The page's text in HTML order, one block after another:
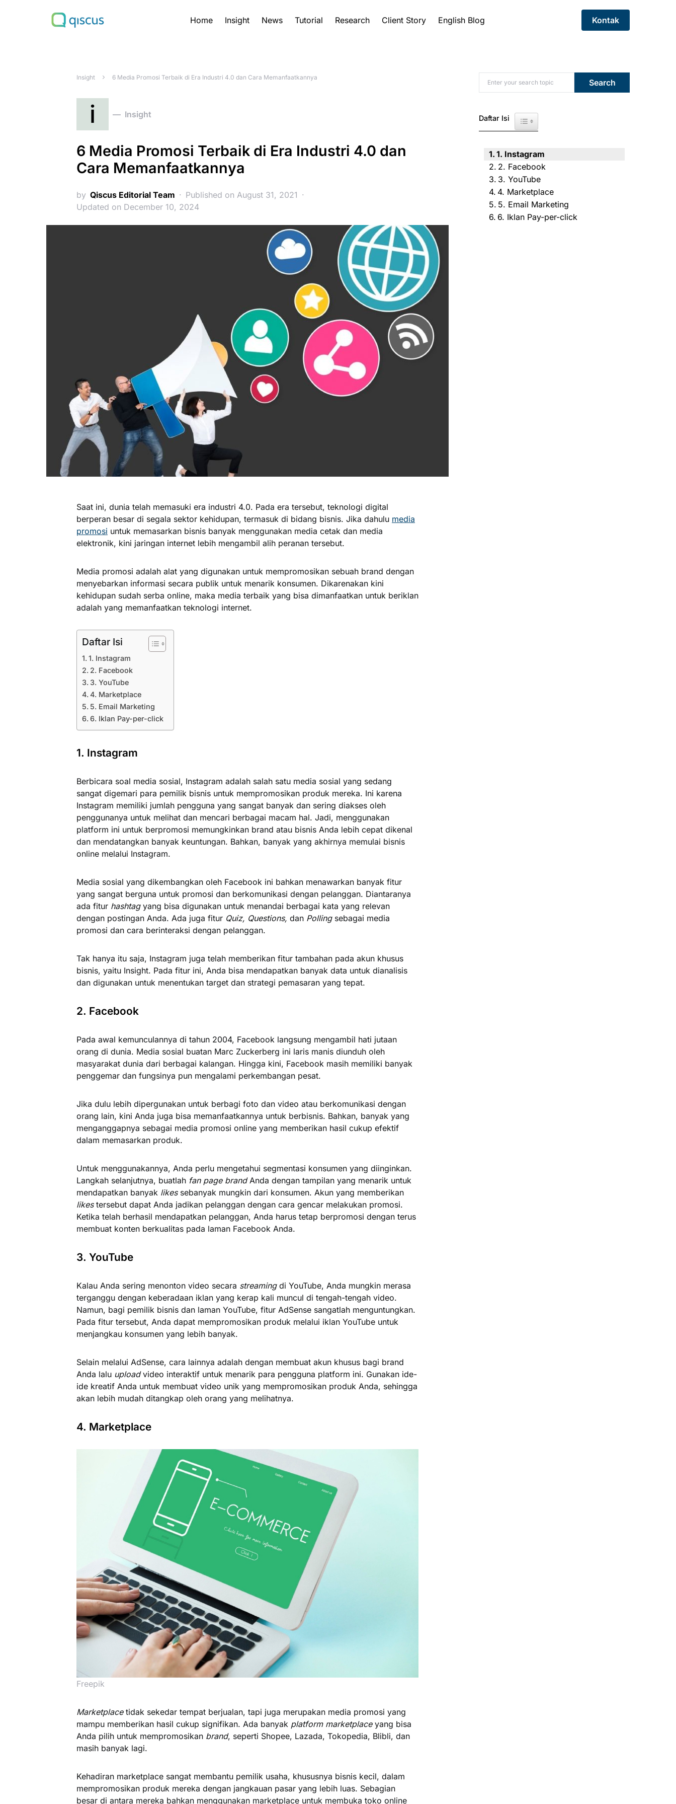
Home Insight News Tutorial Research Client Story English Blog
Kontak
Search for:
Insight 6 Media Promosi Terbaik di Era Industri 4.0 dan Cara Memanfaatkannya
i Insight
6 Media Promosi Terbaik di Era Industri 4.0 dan
Cara Memanfaatkannya
by Qiscus Editorial Team
Published on August 31, 2021
Updated on December 10, 2024
Saat ini, dunia telah memasuki era industri 4.0. Pada era tersebut, teknologi digital
berperan besar di segala sektor kehidupan, termasuk di bidang bisnis. Jika dahulu media
promosi untuk memasarkan bisnis banyak menggunakan media cetak dan media
elektronik, kini jaringan internet lebih mengambil alih peranan tersebut.
Media promosi adalah alat yang digunakan untuk mempromosikan sebuah brand dengan
menyebarkan informasi secara publik untuk menarik konsumen. Dikarenakan kini
kehidupan sudah serba online, maka media terbaik yang bisa dimanfaatkan untuk beriklan
adalah yang memanfaatkan teknologi internet.
Daftar Isi
1. Instagram
2. Facebook
3. YouTube
4. Marketplace
5. Email Marketing
6. Iklan Pay-per-click
1. Instagram
Berbicara soal media sosial, Instagram adalah salah satu media sosial yang sedang
sangat digemari para pemilik bisnis untuk mempromosikan produk mereka. Ini karena
Instagram memiliki jumlah pengguna yang sangat banyak dan sering diakses oleh
penggunanya untuk melihat dan mencari berbagai macam hal. Jadi, menggunakan
platform ini untuk berpromosi memungkinkan brand atau bisnis Anda lebih cepat dikenal
dan mendatangkan banyak keuntungan. Bahkan, banyak yang akhirnya memulai bisnis
online melalui Instagram.
Media sosial yang dikembangkan oleh Facebook ini bahkan menawarkan banyak fitur
yang sangat berguna untuk promosi dan berkomunikasi dengan pelanggan. Diantaranya
ada fitur hashtagyang bisa digunakan untuk menandai berbagai kata yang relevan
dengan postingan Anda. Ada juga fitur Quiz, Questions, dan Pollingsebagai media
promosi dan cara berinteraksi dengan pelanggan.
Tak hanya itu saja, Instagram juga telah memberikan fitur tambahan pada akun khusus
bisnis, yaitu Insight. Pada fitur ini, Anda bisa mendapatkan banyak data untuk dianalisis
dan digunakan untuk menentukan target dan strategi pemasaran yang tepat.
2. Facebook
Pada awal kemunculannya di tahun 2004, Facebook langsung mengambil hati jutaan
orang di dunia. Media sosial buatan Marc Zuckerberg ini laris manis diunduh oleh
masyarakat dunia dari berbagai kalangan. Hingga kini, Facebook masih memiliki banyak
penggemar dan fungsinya pun mengalami perkembangan pesat.
Jika dulu lebih dipergunakan untuk berbagi foto dan video atau berkomunikasi dengan
orang lain, kini Anda juga bisa memanfaatkannya untuk berbisnis. Bahkan, banyak yang
menganggapnya sebagai media promosi online yang memberikan hasil cukup efektif
dalam memasarkan produk.
Untuk menggunakannya, Anda perlu mengetahui segmentasi konsumen yang diinginkan.
Langkah selanjutnya, buatlah fan page brandAnda dengan tampilan yang menarik untuk
mendapatkan banyak likessebanyak mungkin dari konsumen. Akun yang memberikan
likestersebut dapat Anda jadikan pelanggan dengan cara gencar melakukan promosi.
Ketika telah berhasil mendapatkan pelanggan, Anda harus tetap berpromosi dengan terus
membuat konten berkualitas pada laman Facebook Anda.
3. YouTube
Kalau Anda sering menonton video secara streamingdi YouTube, Anda mungkin merasa
terganggu dengan keberadaan iklan yang kerap kali muncul di tengah-tengah video.
Namun, bagi pemilik bisnis dan laman YouTube, fitur AdSense sangatlah menguntungkan.
Pada fitur tersebut, Anda dapat mempromosikan produk melalui iklan YouTube untuk
menjangkau konsumen yang lebih banyak.
Selain melalui AdSense, cara lainnya adalah dengan membuat akun khusus bagi brand
Anda lalu uploadvideo interaktif untuk menarik para pengguna platform ini. Gunakan ide-
ide kreatif Anda untuk membuat video unik yang mempromosikan produk Anda, sehingga
akan lebih mudah ditangkap oleh orang yang melihatnya.
4. Marketplace
Freepik
Marketplacetidak sekedar tempat berjualan, tapi juga merupakan media promosi yang
mampu memberikan hasil cukup signifikan. Ada banyak platform marketplaceyang bisa
Anda pilih untuk mempromosikan brand, seperti Shopee, Lazada, Tokopedia, Blibli, dan
masih banyak lagi.
Kehadiran marketplace sangat membantu pemilik usaha, khususnya bisnis kecil, dalam
mempromosikan produk mereka dengan jangkauan pasar yang lebih luas. Sebagian
besar di antara mereka bahkan menggunakan marketplace untuk membuka toko online
Search for: Search
Daftar Isi Toggle Table of Content
1. Instagram
2. Facebook
3. YouTube
4. Marketplace
5. Email Marketing
6. Iklan Pay-per-click